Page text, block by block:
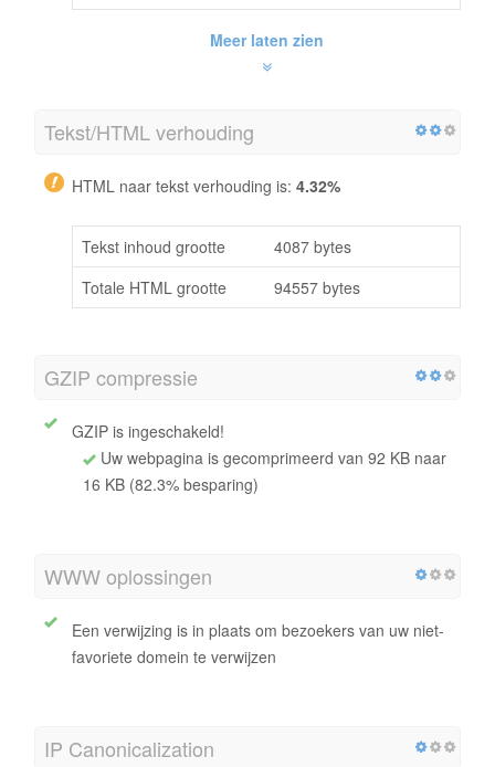
Meer laten zien
Tekst/HTML verhouding
HTML naar tekst verhouding is: 4.32%
Tekst inhoud grootte
4087 bytes
Totale HTML grootte
94557 bytes
GZIP compressie
GZIP is ingeschakeld!
Uw webpagina is gecomprimeerd van 92 KB naar
16 KB (82.3% besparing)
WWW oplossingen
Een verwijzing is in plaats om bezoekers van uw niet-
favoriete domein te verwijzen
IP Canonicalization